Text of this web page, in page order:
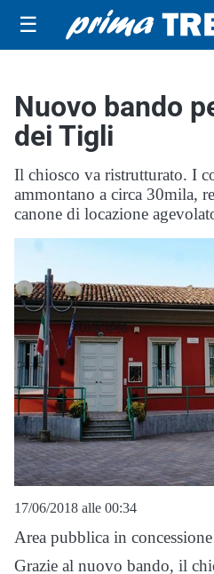
☰
Nuovo bando
dei Tigli
Il chiosco va ristrutturato. I
ammontano a circa 30mila,
canone di locazione
17/06/2018 alle 00:34
Area pubblica in
Grazie al nuovo bando, il